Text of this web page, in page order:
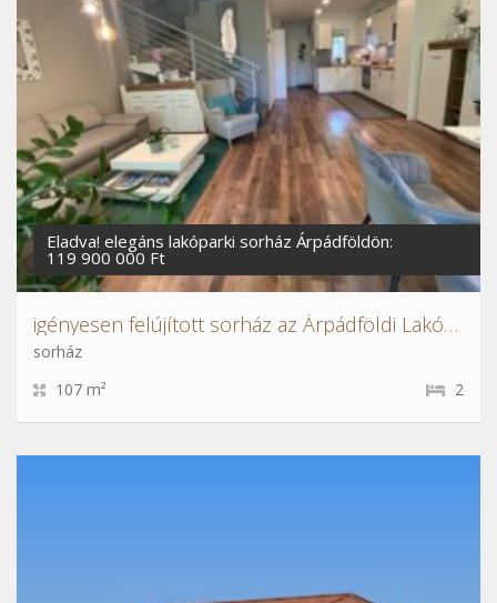
Eladva! elegáns lakóparki sorház Árpádföldön:
119 900 000 Ft
igényesen felújított sorház az Árpádföldi Lakóparkban
sorház
107 m²
2